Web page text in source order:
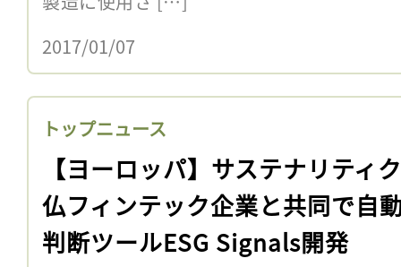
2017/01/07
トップニュース
【ヨーロッパ】サステナリティ
仏フィンテック企業と共同で自
判断ツールESG Signals開発